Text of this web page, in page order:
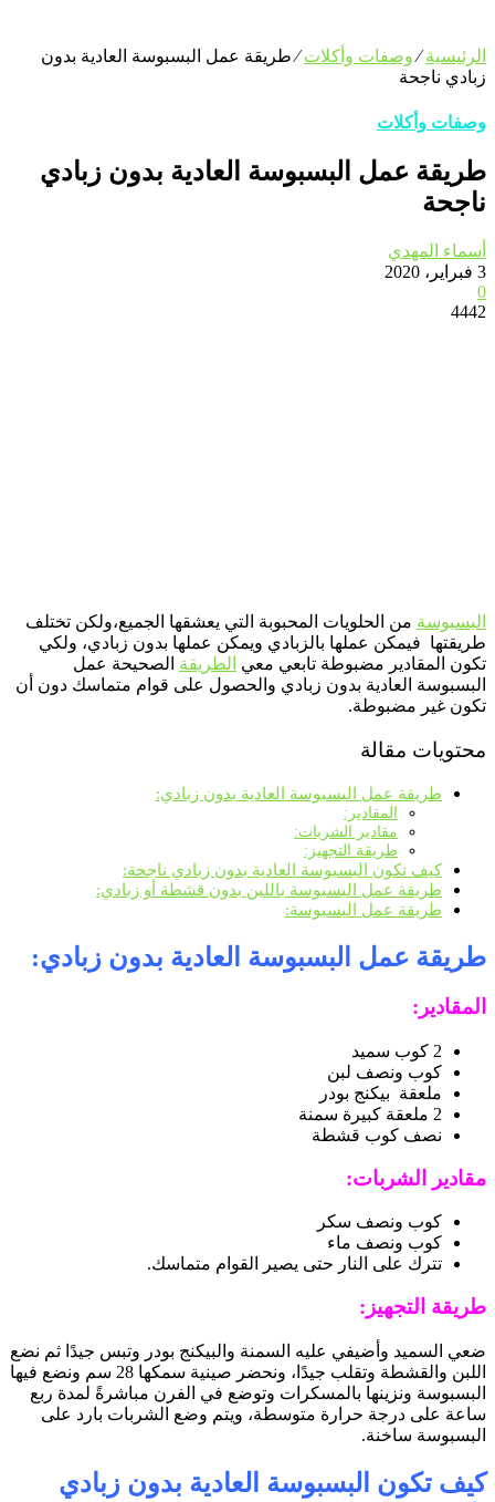
الرئيسية⁄وصفات وأكلات⁄طريقة عمل البسبوسة العادية بدون
زبادي ناجحة
وصفات وأكلات
طريقة عمل البسبوسة العادية بدون زبادي
ناجحة
أسماء المهدي
3 فبراير، 2020
0
4442
البسبوسة من الحلويات المحبوبة التي يعشقها الجميع،ولكن تختلف
طريقتها فيمكن عملها بالزبادي ويمكن عملها بدون زبادي، ولكي
تكون المقادير مضبوطة تابعي معي الطريقة الصحيحة عمل
البسبوسة العادية بدون زبادي والحصول على قوام متماسك دون أن
تكون غير مضبوطة.
محتويات مقالة
طريقة عمل البسبوسة العادية بدون زبادي:
المقادير:
مقادير الشربات:
طريقة التجهيز:
كيف تكون البسبوسة العادية بدون زبادي ناجحة:
طريقة عمل البسبوسة باللبن بدون قشطة أو زبادي:
طريقة عمل البسبوسة:
طريقة عمل البسبوسة العادية بدون زبادي:
المقادير:
2 كوب سميد
كوب ونصف لبن
ملعقة بيكنج بودر
2 ملعقة كبيرة سمنة
نصف كوب قشطة
مقادير الشربات:
كوب ونصف سكر
كوب ونصف ماء
تترك على النار حتى يصير القوام متماسك.
طريقة التجهيز:
ضعي السميد وأضيفي عليه السمنة والبيكنج بودر وتبس جيدًا ثم نضع
اللبن والقشطة وتقلب جيدًا، ونحضر صينية سمكها 28 سم ونضع فيها
البسبوسة ونزينها بالمسكرات وتوضع في الفرن مباشرةً لمدة ربع
ساعة على درجة حرارة متوسطة، ويتم وضع الشربات بارد على
البسبوسة ساخنة.
كيف تكون البسبوسة العادية بدون زبادي